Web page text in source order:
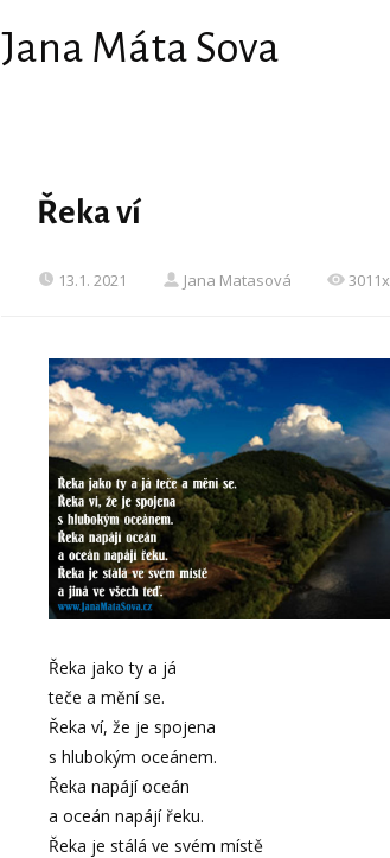
Jana Máta Sova
Řeka ví
13.1. 2021 Jana Matasová 3011x
Řeka jako ty a já
teče a mění se.
Řeka ví, že je spojena
s hlubokým oceánem.
Řeka napájí oceán
a oceán napájí řeku.
Řeka je stálá ve svém místě